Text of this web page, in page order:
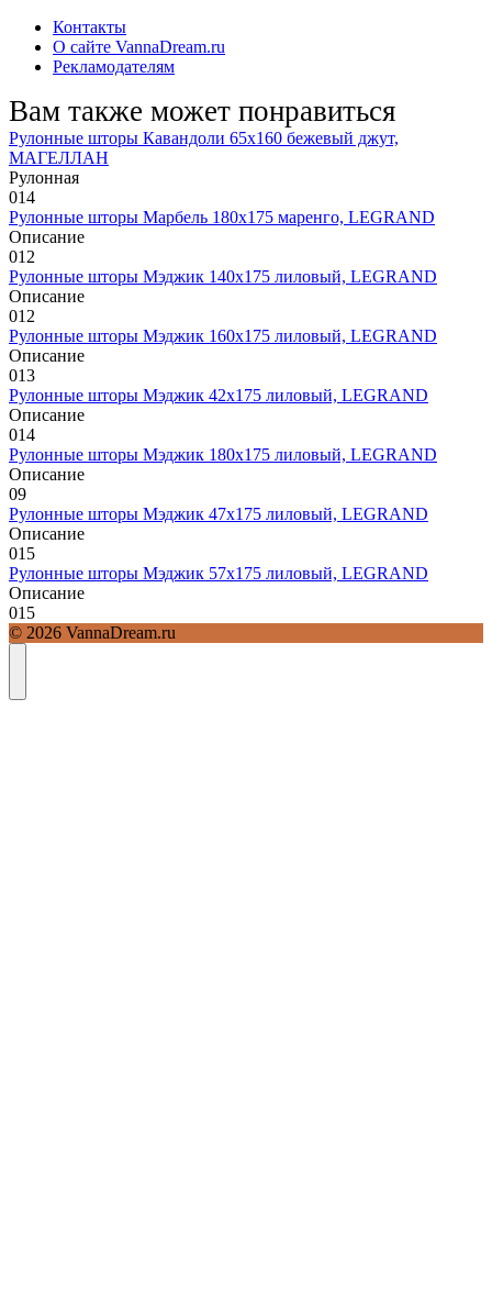
Контакты
О сайте VannaDream.ru
Рекламодателям
Вам также может понравиться
Рулонные шторы Кавандоли 65х160 бежевый джут,
МАГЕЛЛАН
Рулонная
014
Рулонные шторы Марбель 180х175 маренго, LEGRAND
Описание
012
Рулонные шторы Мэджик 140х175 лиловый, LEGRAND
Описание
012
Рулонные шторы Мэджик 160х175 лиловый, LEGRAND
Описание
013
Рулонные шторы Мэджик 42х175 лиловый, LEGRAND
Описание
014
Рулонные шторы Мэджик 180х175 лиловый, LEGRAND
Описание
09
Рулонные шторы Мэджик 47х175 лиловый, LEGRAND
Описание
015
Рулонные шторы Мэджик 57х175 лиловый, LEGRAND
Описание
015
© 2026 VannaDream.ru